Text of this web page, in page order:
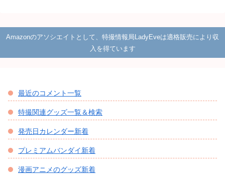
Amazonのアソシエイトとして、特撮情報局LadyEveは適格販売により収
入を得ています
最近のコメント一覧
特撮関連グッズ一覧＆検索
発売日カレンダー新着
プレミアムバンダイ新着
漫画アニメのグッズ新着